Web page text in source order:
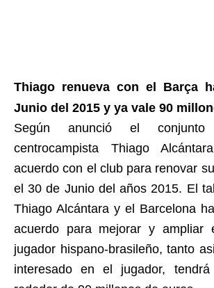
Thiago renueva con el Barça
Junio del 2015 y ya vale 90
Según anunció el
centrocampista Thiago
acuerdo con el club para renovar
el 30 de Junio del años 2015. El
Thiago Alcántara y el Barcelona
acuerdo para mejorar y ampliar
jugador hispano-brasileño, tanto
interesado en el jugador,